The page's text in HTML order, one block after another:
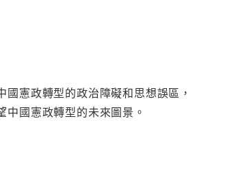
憲政轉型的政治障礙和思想誤區，
國憲政轉型的未來圖景。